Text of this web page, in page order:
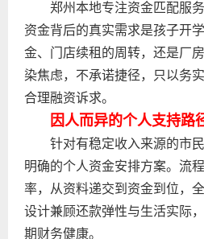
郑州本地专注资金匹配服
资金背后的真实需求是孩子开
金、门店续租的周转，还是厂
染焦虑，不承诺捷径，只以务
合理融资诉求。
因人而异的个人支持路
针对有稳定收入来源的市
明确的个人资金安排方案。流
率，从资料递交到资金到位，
设计兼顾还款弹性与生活实际
期财务健康。